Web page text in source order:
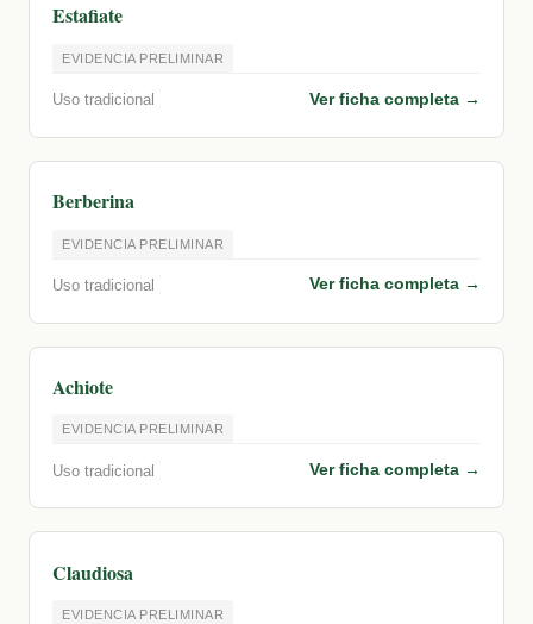
Estafiate
EVIDENCIA PRELIMINAR
Uso tradicional Ver ficha completa →
Berberina
EVIDENCIA PRELIMINAR
Uso tradicional Ver ficha completa →
Achiote
EVIDENCIA PRELIMINAR
Uso tradicional Ver ficha completa →
Claudiosa
EVIDENCIA PRELIMINAR